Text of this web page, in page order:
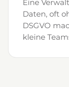
Eine
Daten, oft
DSGVO
kleine